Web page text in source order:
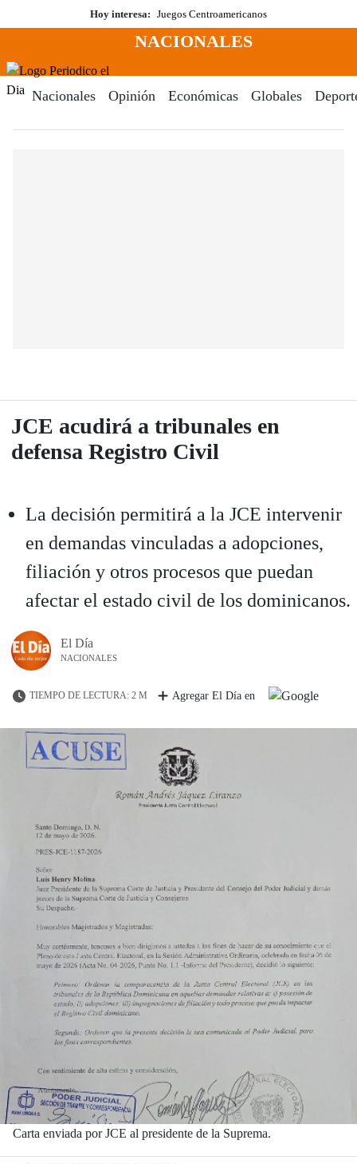
al
Hoy interesa: Juegos Centroamericanos
Menú
NACIONALES
Nacionales Opinión Económicas Globales
JCE acudirá a tribunales en
defensa Registro Civil
La decisión permitirá a la JCE intervenir
en demandas vinculadas a adopciones,
filiación y otros procesos que puedan
afectar el estado civil de los dominicanos.
El Día
NACIONALES
TIEMPO DE LECTURA: 2 M Agregar El Día en
Carta enviada por JCE al presidente de la Suprema.